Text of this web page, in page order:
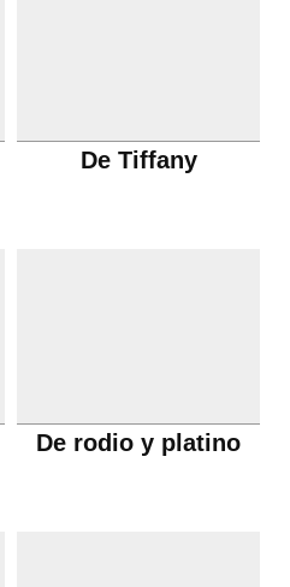
De Tiffany
De rodio y platino